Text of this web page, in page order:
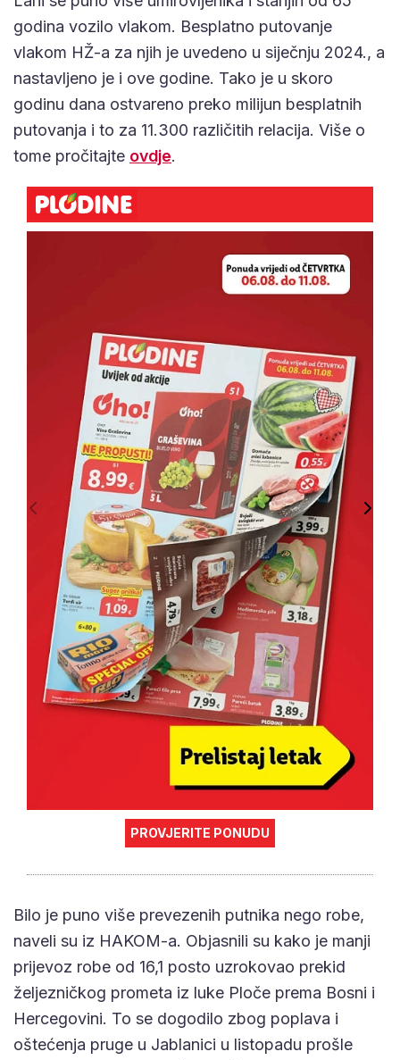
godina vozilo vlakom. Besplatno putovanje
vlakom HŽ-a za njih je uvedeno u siječnju 2024., a
nastavljeno je i ove godine. Tako je u skoro
godinu dana ostvareno preko milijun besplatnih
putovanja i to za 11.300 različitih relacija. Više o
tome pročitajte ovdje.
PROVJERITE PONUDU
Bilo je puno više prevezenih putnika nego robe,
naveli su iz HAKOM-a. Objasnili su kako je manji
prijevoz robe od 16,1 posto uzrokovao prekid
željezničkog prometa iz luke Ploče prema Bosni i
Hercegovini. To se dogodilo zbog poplava i
oštećenja pruge u Jablanici u listopadu prošle